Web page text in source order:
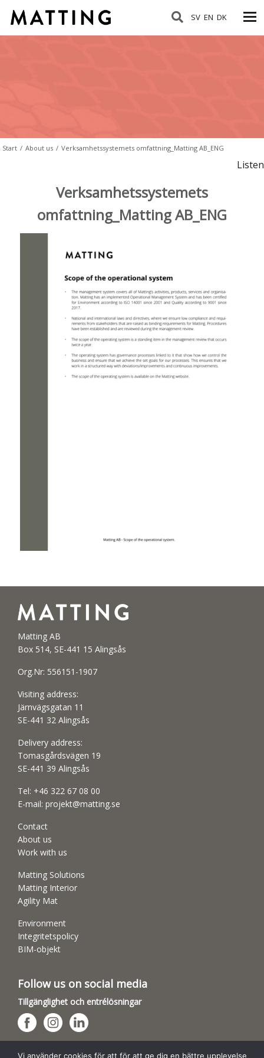
SV EN DK
Start / About us / Verksamhetssystemets omfattning_Matting AB_ENG
Listen
Verksamhetssystemets
omfattning_Matting AB_ENG
Matting AB
Box 514, SE-441 15 Alingsås
Org.Nr: 556151-1907
Visiting address:
Järnvägsgatan 11
SE-441 32 Alingsås
Delivery address:
Tomasgårdsvägen 19
SE-441 39 Alingsås
Tel: +46 322 67 08 00
E-mail: projekt@matting.se
Contact
About us
Work with us
Matting Solutions
Matting Interior
Agility Mat
Environment
Integritetspolicy
BIM-objekt
Follow us on social media
Tillgänglighet och entrélösningar
Hundsporthallar
Vi använder cookies för att för att ge dig en bättre upplevelse